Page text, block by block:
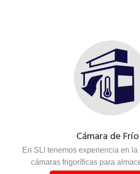
Cámara de Frío
En SLI tenemos experiencia en
cámaras frigoríficas para